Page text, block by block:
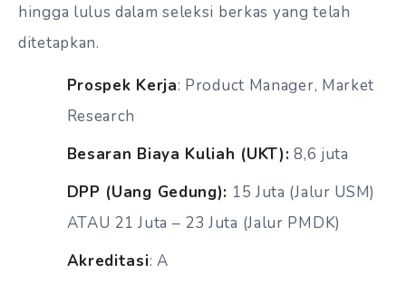
hingga lulus dalam seleksi berkas yang telah
ditetapkan.
Prospek Kerja: Product Manager, Market
Research
Besaran Biaya Kuliah (UKT): 8,6 juta
DPP (Uang Gedung): 15 Juta (Jalur USM)
ATAU 21 Juta – 23 Juta (Jalur PMDK)
Akreditasi: A